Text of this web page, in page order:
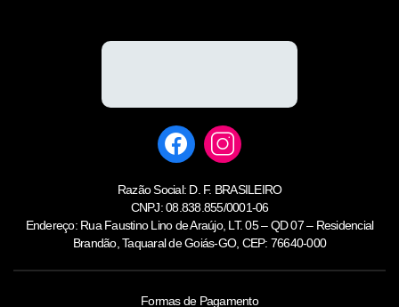
Razão Social: D. F. BRASILEIRO
CNPJ: 08.838.855/0001-06
Endereço: Rua Faustino Lino de Araújo, LT. 05 – QD 07 – Residencial
Brandão, Taquaral de Goiás-GO, CEP: 76640-000
Formas de Pagamento